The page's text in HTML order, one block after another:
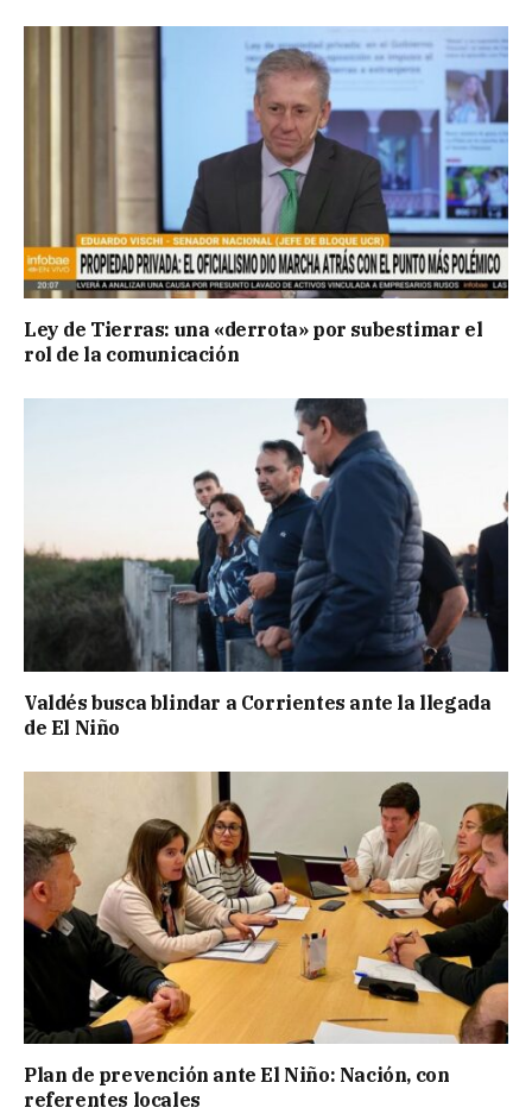
Ley de Tierras: una «derrota» por subestimar el
rol de la comunicación
Valdés busca blindar a Corrientes ante la llegada
de El Niño
Plan de prevención ante El Niño: Nación, con
referentes locales